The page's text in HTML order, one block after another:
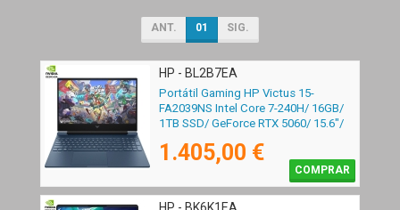
ANT. 01 SIG.
HP - BL2B7EA
Portátil Gaming HP Victus 15-
FA2039NS Intel Core 7-240H/ 16GB/
1TB SSD/ GeForce RTX 5060/ 15.6"/
1.405,00 €
COMPRAR